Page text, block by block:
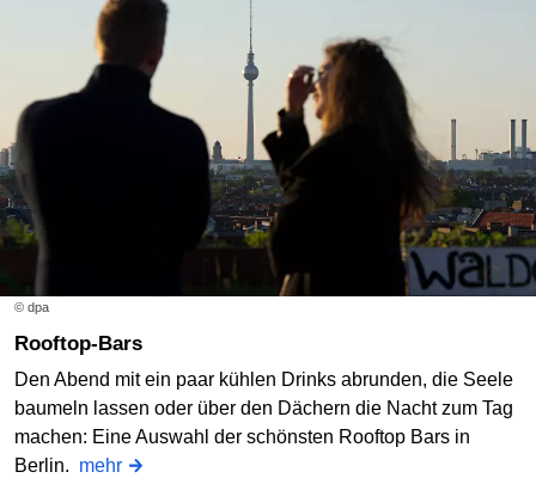
© dpa
Rooftop-Bars
Den Abend mit ein paar kühlen Drinks abrunden, die Seele
baumeln lassen oder über den Dächern die Nacht zum Tag
machen: Eine Auswahl der schönsten Rooftop Bars in
Berlin. mehr